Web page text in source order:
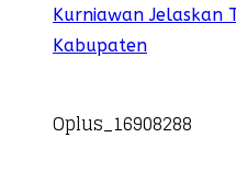
Kurniawan Jelaskan
Kabupaten
Oplus_16908288